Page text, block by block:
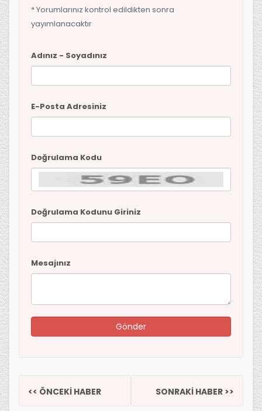
* Yorumlarınız kontrol edildikten sonra
yayımlanacaktır
Adınız - Soyadınız
E-Posta Adresiniz
Doğrulama Kodu
Doğrulama Kodunu Giriniz
Mesajınız
<< ÖNCEKİ HABER SONRAKİ HABER >>